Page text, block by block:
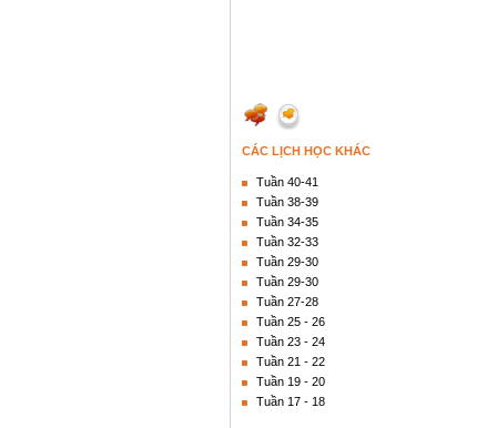
CÁC LỊCH HỌC KHÁC
Tuần 40-41
Tuần 38-39
Tuần 34-35
Tuần 32-33
Tuần 29-30
Tuần 29-30
Tuần 27-28
Tuần 25 - 26
Tuần 23 - 24
Tuần 21 - 22
Tuần 19 - 20
Tuần 17 - 18